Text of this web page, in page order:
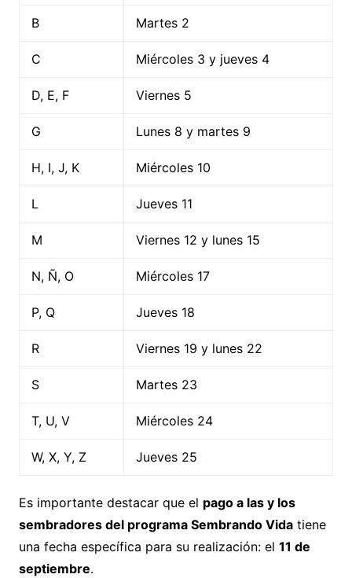
B Martes 2
C Miércoles 3 y jueves 4
D, E, F Viernes 5
G Lunes 8 y martes 9
H, I, J, K Miércoles 10
L Jueves 11
M Viernes 12 y lunes 15
N, Ñ, O Miércoles 17
P, Q Jueves 18
R Viernes 19 y lunes 22
S Martes 23
T, U, V Miércoles 24
W, X, Y, Z Jueves 25
Es importante destacar que el pago a las y los
sembradores del programa Sembrando Vidatiene
una fecha específica para su realización: el 11 de
septiembre.